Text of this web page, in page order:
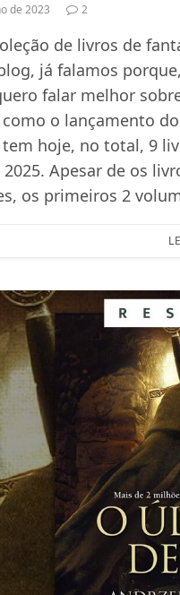
de 2023 2
de livros de
já falamos
falar melhor
o lançamento
hoje, no total, 9
Apesar de os
os primeiros 2